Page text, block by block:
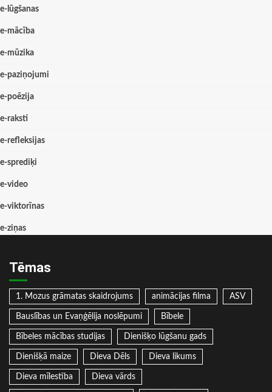
e-lūgšanas
e-mācība
e-mūzika
e-paziņojumi
e-poēzija
e-raksti
e-refleksijas
e-sprediķi
e-video
e-viktorīnas
e-ziņas
Tēmas
1. Mozus grāmatas skaidrojums animācijas filma ASV
Bauslības un Evaņģēlija noslēpumi Bībele
Bībeles mācības studijas Dienišķo lūgšanu gads
Dienišķā maize Dieva Dēls Dieva likums
Dieva mīlestība Dieva vārds